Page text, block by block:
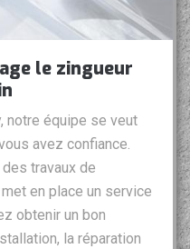
le zingueur
notre équipe se veut
avez confiance.
travaux de
en place un service
obtenir un bon
la réparation